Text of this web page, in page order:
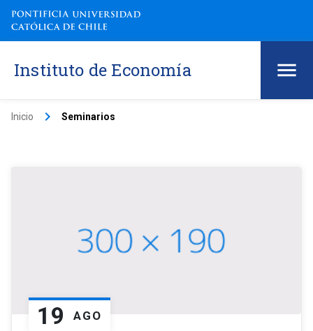
Instituto de Economía
Inicio keyboard_arrow_right Seminarios
19 AGO